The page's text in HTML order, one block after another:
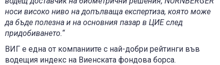
носи високо ниво на допълваща експертиза, която може
да бъде полезна и на основния пазар в ЦИЕ след
придобиването.“
ВИГ е една от компаниите с най-добри рейтинги във
водещия индекс на Виенската фондова борса.